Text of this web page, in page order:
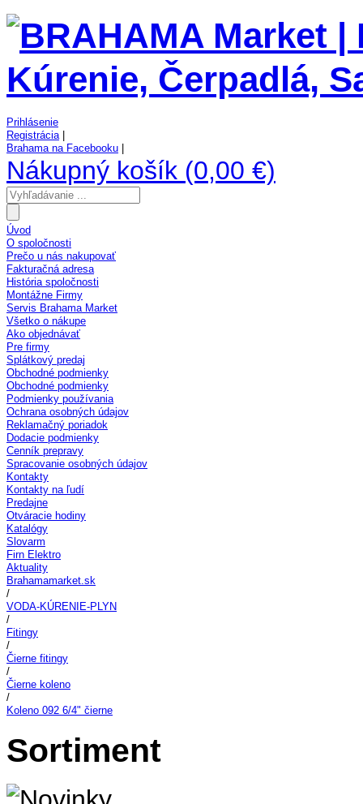
Prihlásenie
Registrácia
Brahama na Facebooku
Nákupný košík (0,00 €)
Úvod
O spoločnosti
Prečo u nás nakupovať
Fakturačná adresa
História spoločnosti
Montážne Firmy
Servis Brahama Market
Všetko o nákupe
Ako objednávať
Pre firmy
Splátkový predaj
Obchodné podmienky
Obchodné podmienky
Podmienky používania
Ochrana osobných údajov
Reklamačný poriadok
Dodacie podmienky
Cenník prepravy
Spracovanie osobných údajov
Kontakty
Kontakty na ľudí
Predajne
Otváracie hodiny
Katalógy
Slovarm
Firn Elektro
Aktuality
Brahamamarket.sk
/
VODA-KÚRENIE-PLYN
/
Fitingy
/
Čierne fitingy
/
Čierne koleno
/
Koleno 092 6/4" čierne
Sortiment